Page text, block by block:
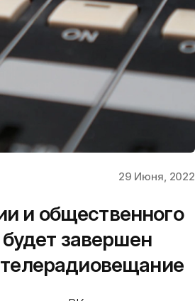
29 Июня, 2022
и общественного
завершен